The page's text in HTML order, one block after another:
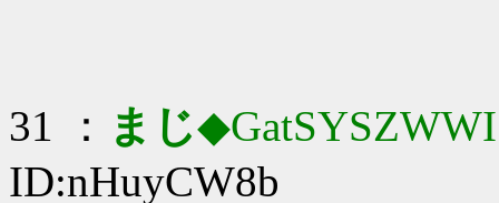
31 ： まじ◆GatSYSZWWI
ID:nHuyCW8b